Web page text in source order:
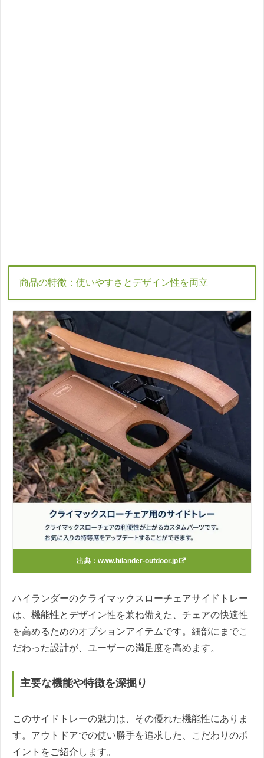
商品の特徴：使いやすさとデザイン性を両立
出典： www.hilander-outdoor.jp
ハイランダーのクライマックスローチェアサイドトレー
は、機能性とデザイン性を兼ね備えた、チェアの快適性
を高めるためのオプションアイテムです。細部にまでこ
だわった設計が、ユーザーの満足度を高めます。
主要な機能や特徴を深掘り
このサイドトレーの魅力は、その優れた機能性にありま
す。アウトドアでの使い勝手を追求した、こだわりのポ
イントをご紹介します。